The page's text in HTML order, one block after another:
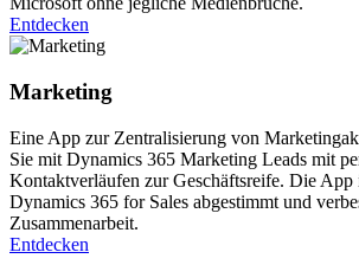
Entdecken
Marketing
Eine App zur Zentralisierung von
Sie mit Dynamics 365 Marketing Leads mit
Kontaktverläufen zur Geschäftsreife. Die App
Dynamics 365 for Sales abgestimmt und
Zusammenarbeit.
Entdecken